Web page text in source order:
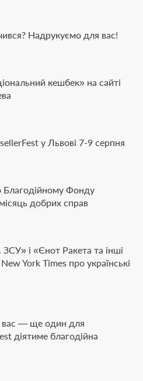
Надрукуємо для вас!
кешбек» на сайті
у Львові 7-9 серпня
Благодійному Фонду
добрих справ
і «Єнот Ракета та інші
York Times про українські
вас — ще один для
діятиме благодійна